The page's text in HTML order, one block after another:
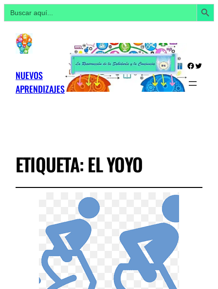
Buscar: Botón de
NUEVOS
APRENDIZAJES
Twitter
ETIQUETA:EL YOYO